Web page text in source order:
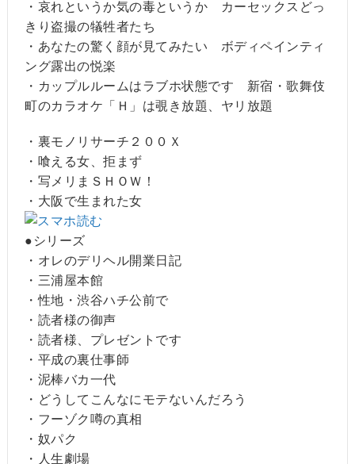
・哀れというか気の毒というか カーセックスどっ
きり盗撮の犠牲者たち
・あなたの驚く顔が見てみたい ボディペインティ
ング露出の悦楽
・カップルルームはラブホ状態です 新宿・歌舞伎
町のカラオケ「Ｈ」は覗き放題、ヤリ放題
・裏モノリサーチ２００Ｘ
・喰える女、拒まず
・写メリまＳＨＯＷ！
・大阪で生まれた女
●シリーズ
・オレのデリヘル開業日記
・三浦屋本館
・性地・渋谷ハチ公前で
・読者様の御声
・読者様、プレゼントです
・平成の裏仕事師
・泥棒バカ一代
・どうしてこんなにモテないんだろう
・フーゾク噂の真相
・奴パク
・人生劇場